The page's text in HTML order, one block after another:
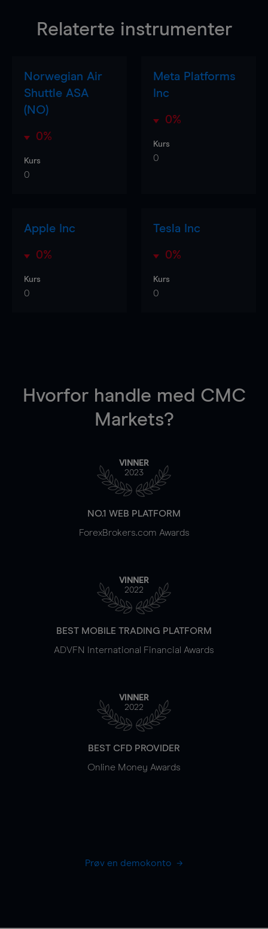
Relaterte instrumenter
Norwegian Air
Shuttle ASA
(NO)
0%
Kurs
0
Meta Platforms
Inc
0%
Kurs
0
Apple Inc
0%
Kurs
0
Tesla Inc
0%
Kurs
0
Hvorfor handle med CMC
Markets?
VINNER
2023
NO.1 WEB PLATFORM
ForexBrokers.com Awards
VINNER
2022
BEST MOBILE TRADING PLATFORM
ADVFN International Financial Awards
VINNER
2022
BEST CFD PROVIDER
Online Money Awards
Prøv en demokonto